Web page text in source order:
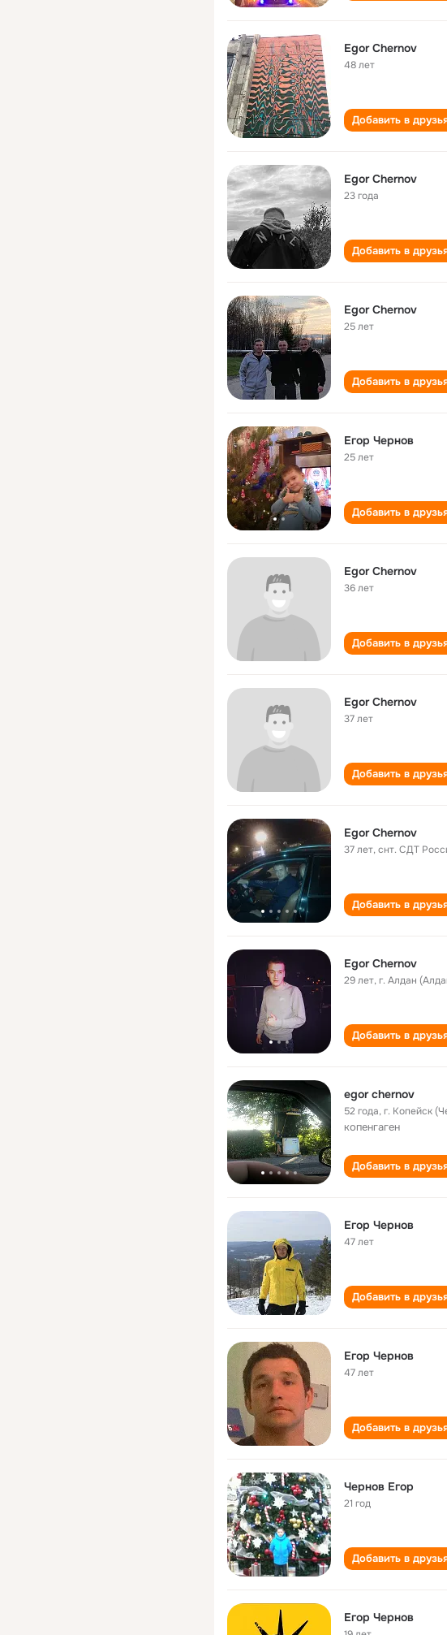
Egor Chernov
48 лет
Добавить в
Egor Chernov
23 года
Добавить в
Egor Chernov
25 лет
Добавить в
Егор Чернов
25 лет
Добавить в
Egor Chernov
36 лет
Добавить в
Egor Chernov
37 лет
Добавить в
Egor Chernov
37 лет,снт. СДТ
Добавить в
Egor Chernov
29 лет,г. Алдан
Добавить в
egor chernov
52 года,г. Копейск
копенгаген
Добавить в
Егор Чернов
47 лет
Добавить в
Егор Чернов
47 лет
Добавить в
Чернов Егор
21 год
Добавить в
Егор Чернов